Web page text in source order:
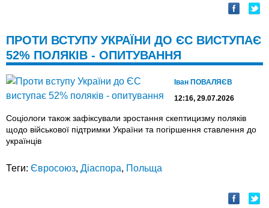
ПРОТИ ВСТУПУ УКРАЇНИ ДО ЄС ВИСТУПАЄ
52% ПОЛЯКІВ - ОПИТУВАННЯ
Іван ПОВАЛЯЄВ
12:16, 29.07.2026
Соціологи також зафіксували зростання скептицизму поляків
щодо військової підтримки України та погіршення ставлення до
українців
Теги: Євросоюз, Діаспора, Польща